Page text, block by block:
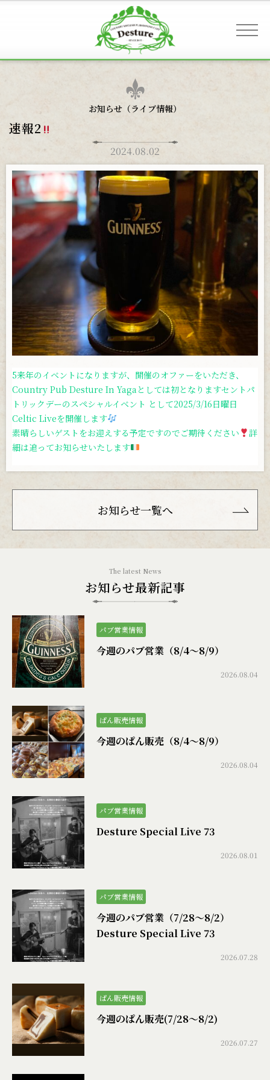
お客様へのご案内
お知らせ
ギャラリー
お問い合わせ
お知らせ（ライブ情報）
速報2
2024.08.02
5来年のイベントになりますが、開催のオファーをいただき、
Country Pub Desture In Yagaとしては初となりますセントパ
トリックデーのスペシャルイベント として2025/3/16日曜日
Celtic Liveを開催します
素晴らしいゲストをお迎えする予定ですのでご期待ください
詳
細は追ってお知らせいたします
お知らせ一覧へ
お知らせ最新記事
パブ営業情報
今週のパブ営業（8/4〜8/9）
2026.08.04
ぱん販売情報
今週のぱん販売（8/4〜8/9）
2026.08.04
パブ営業情報
Desture Special Live 73
2026.08.01
パブ営業情報
今週のパブ営業（7/28〜8/2）
Desture Special Live 73
2026.07.28
ぱん販売情報
今週のぱん販売(7/28〜8/2)
2026.07.27